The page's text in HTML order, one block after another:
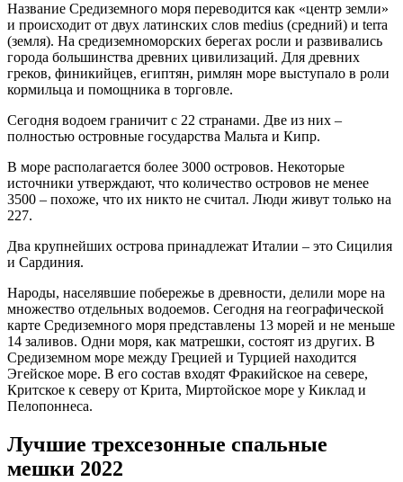
Название Средиземного моря переводится как «центр земли»
и происходит от двух латинских слов medius (средний) и terra
(земля). На средиземноморских берегах росли и развивались
города большинства древних цивилизаций. Для древних
греков, финикийцев, египтян, римлян море выступало в роли
кормильца и помощника в торговле.
Сегодня водоем граничит с 22 странами. Две из них –
полностью островные государства Мальта и Кипр.
В море располагается более 3000 островов. Некоторые
источники утверждают, что количество островов не менее
3500 – похоже, что их никто не считал. Люди живут только на
227.
Два крупнейших острова принадлежат Италии – это Сицилия
и Сардиния.
Народы, населявшие побережье в древности, делили море на
множество отдельных водоемов. Сегодня на географической
карте Средиземного моря представлены 13 морей и не меньше
14 заливов. Одни моря, как матрешки, состоят из других. В
Средиземном море между Грецией и Турцией находится
Эгейское море. В его состав входят Фракийское на севере,
Критское к северу от Крита, Миртойское море у Киклад и
Пелопоннеса.
Лучшие трехсезонные спальные
мешки 2022